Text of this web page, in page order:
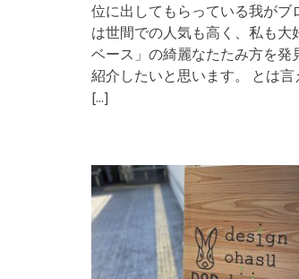
位に出してもらっている我がブ
は世間での人気も高く、私も大
ベース」の綺麗なたたみ方を発
紹介したいと思います。 とは
[...]